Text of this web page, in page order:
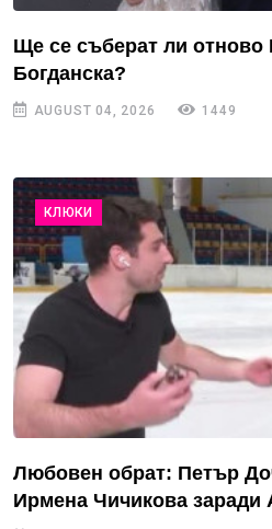
Ще се съберат ли отново
Богданска?
AUGUST 04, 2026 1449
КЛЮКИ
Любовен обрат: Петър
Ирмена Чичикова заради